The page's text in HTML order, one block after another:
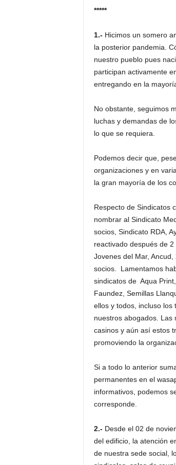
*****
1.- Hicimos un somero
la posterior pandemia.
nuestro pueblo pues
participan activamente
entregando en la
No obstante, seguimos
luchas y demandas de
lo que se requiera.
Podemos decir que,
organizaciones y en
la gran mayoría de los
Respecto de Sindicatos
nombrar al Sindicato
socios, Sindicato RDA,
reactivado después de
Jovenes del Mar,
socios. Lamentamos
sindicatos de Aqua
Faundez, Semillas
ellos y todos, incluso
nuestros abogados. Las
casinos y aún así estos
promoviendo la
Si a todo lo anterior
permanentes en el
informativos, podemos
corresponde.
2.-Desde el 02 de
del edificio, la atención
de nuestra sede social,